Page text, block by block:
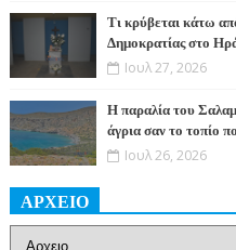
Τι κρύβεται κάτω
Δημοκρατίας στο
Ιουλ 27, 2026
Η παραλία του
άγρια σαν το τοπίο
Ιουλ 26, 2026
ΑΡΧΕΙΟ